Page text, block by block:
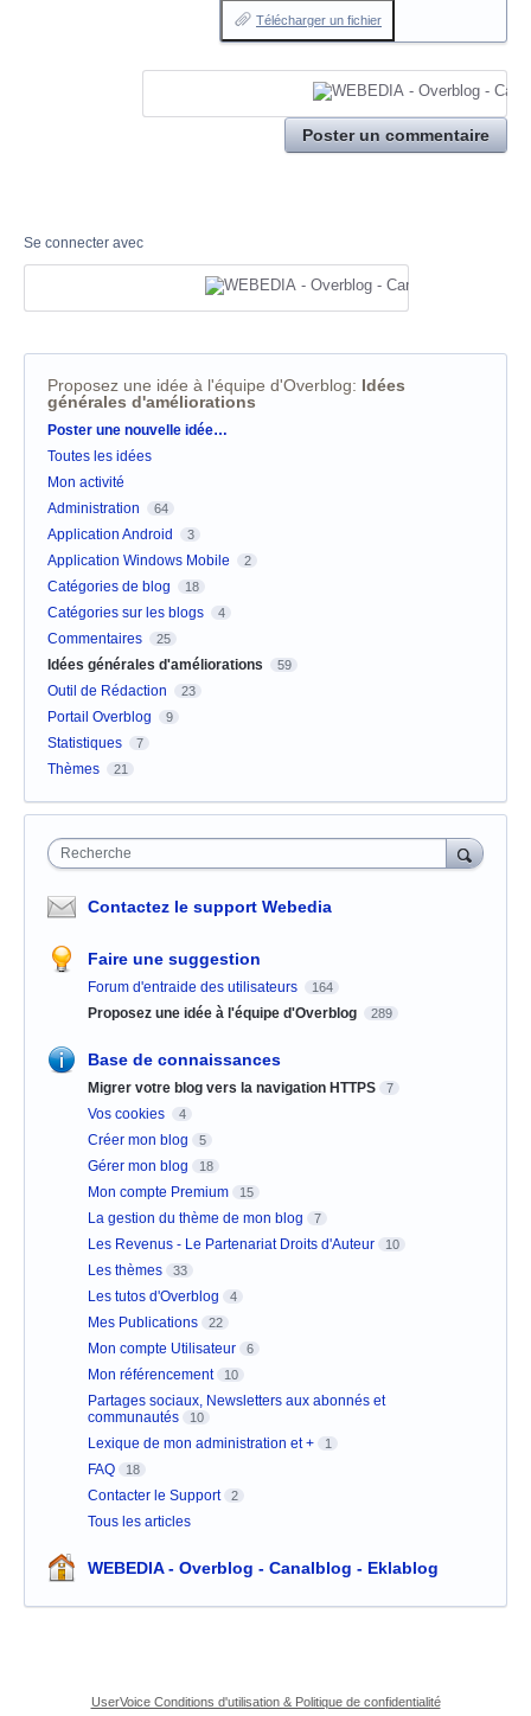
Télécharger un fichier
Poster un commentaire
Se connecter avec
Proposez une idée à l'équipe d'Overblog: Idées
générales d'améliorations
Catégories
Poster une nouvelle idée…
Toutes les idées
Mon activité
Administration
64
Application Android 3
Application Windows Mobile 2
Catégories de blog 18
Catégories sur les blogs 4
Commentaires 25
Idées générales d'améliorations 59
Outil de Rédaction 23
Portail Overblog 9
Statistiques 7
Thèmes 21
Recherche
Contactez le support Webedia
Faire une suggestion
Forum d'entraide des utilisateurs 164
Proposez une idée à l'équipe d'Overblog 289
Base de connaissances
Migrer votre blog vers la navigation HTTPS 7
Vos cookies 4
Créer mon blog 5
Gérer mon blog 18
Mon compte Premium 15
La gestion du thème de mon blog 7
Les Revenus - Le Partenariat Droits d'Auteur 10
Les thèmes 33
Les tutos d'Overblog 4
Mes Publications 22
Mon compte Utilisateur 6
Mon référencement 10
Partages sociaux, Newsletters aux abonnés et
communautés
10
Lexique de mon administration et + 1
FAQ 18
Contacter le Support 2
Tous les articles
WEBEDIA - Overblog - Canalblog - Eklablog
UserVoice Conditions d'utilisation & Politique de confidentialité